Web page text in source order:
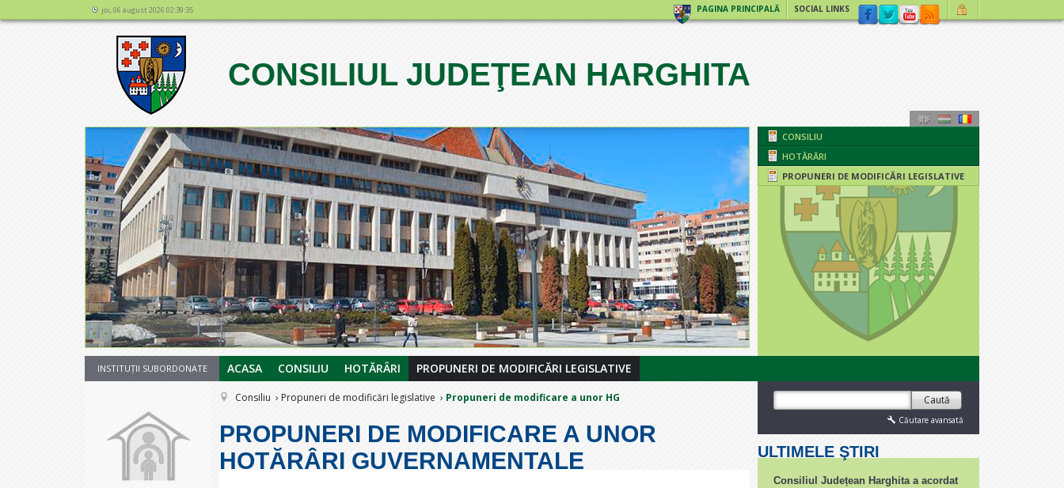
joi, 06 august 2026 02:39:35 PAGINA PRINCIPALĂ SOCIAL LINKS
CONSILIUL JUDEŢEAN HARGHITA
1234567
CONSILIU
HOTĂRÂRI
PROPUNERI DE MODIFICĂRI LEGISLATIVE
INSTITUȚII SUBORDONATE ACASA CONSILIU HOTĂRÂRI PROPUNERI DE MODIFICĂRI LEGISLATIVE
Consiliu Propuneri de modificări legislative Propuneri de modificare a unor HG
PROPUNERI DE MODIFICARE A UNOR
HOTĂRÂRI GUVERNAMENTALE
Caută
Căutare avansată
ULTIMELE ŞTIRI
Consiliul Județean Harghita a acordat